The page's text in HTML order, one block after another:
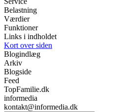
Belastning
Værdier
Funktioner
Links i indholdet
Kort over siden
Blogindlæg
Arkiv
Blogside
Feed
TopFamilie.dk
informedia
kontakt@informedia.dk